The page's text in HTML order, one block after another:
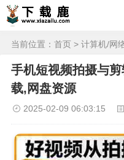
当前位置： 首页 > 计算机/网
手机短视频拍摄与
载,网盘资源
2025-02-09 06:03:15